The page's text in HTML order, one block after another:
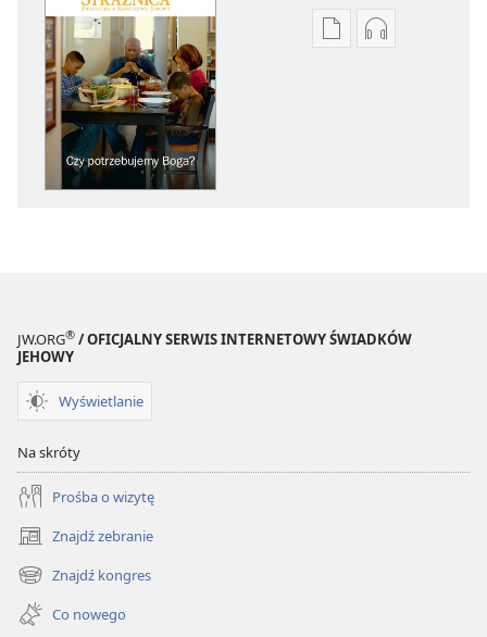
UstawieniaUstawienia
JW.ORG® / OFICJALNY SERWIS INTERNETOWY ŚWIADKÓW
JEHOWY
Wyświetlanie
Na skróty
Prośba o wizytę
Znajdź zebranie
(opens
new
window)
Znajdź kongres
(opens
new
window)
Co nowego